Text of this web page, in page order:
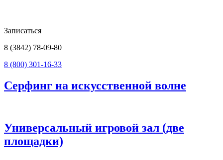
Записаться
8 (3842) 78-09-80
8 (800) 301-16-33
Серфинг на искусственной волне
Универсальный игровой зал (две
площадки)